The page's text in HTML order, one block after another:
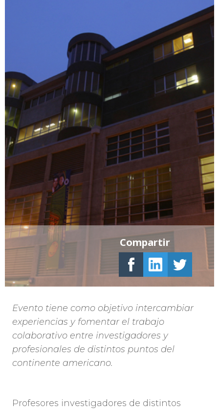
Evento tiene como objetivo intercambiar
experiencias y fomentar el trabajo
colaborativo entre investigadores y
profesionales de distintos puntos del
continente americano.
Profesores investigadores de distintos
Compartir